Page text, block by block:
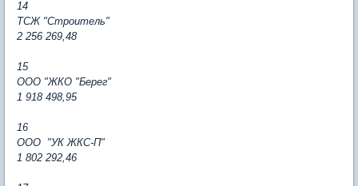
14
ТСЖ "Строитель"
2 256 269,48
15
ООО "ЖКО "Берег"
1 918 498,95
16
ООО "УК ЖКС-П"
1 802 292,46